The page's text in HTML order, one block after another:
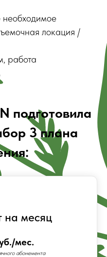
на месяц
мес.
абонемента